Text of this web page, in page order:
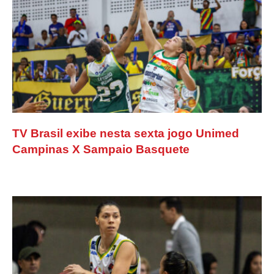
TV Brasil exibe nesta sexta jogo Unimed
Campinas X Sampaio Basquete